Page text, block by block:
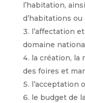
l’habitation,
d’habitations
l’affectation
domaine
la création, la
des foires et
l’acceptation
le budget de